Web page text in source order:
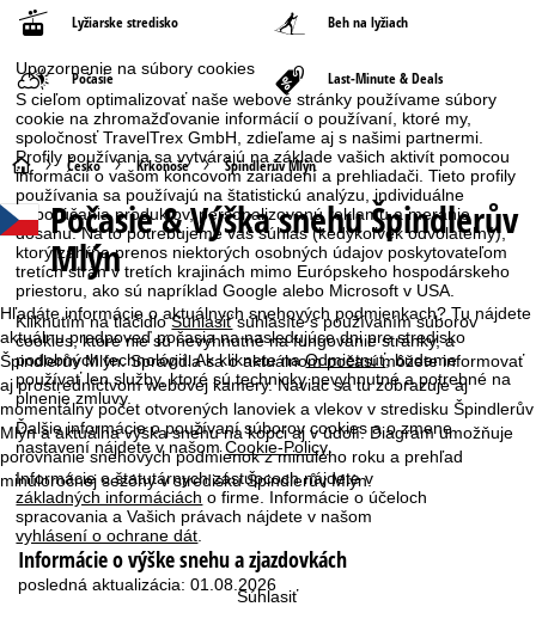
Upozornenie na súbory cookies
S cieľom optimalizovať naše webové stránky používame súbory
cookie na zhromažďovanie informácií o používaní, ktoré my,
spoločnosť TravelTrex GmbH, zdieľame aj s našimi partnermi.
Profily používania sa vytvárajú na základe vašich aktivít pomocou
informácií o vašom koncovom zariadení a prehliadači. Tieto profily
používania sa používajú na štatistickú analýzu, individuálne
odporúčania produktov, personalizovanú reklamu a meranie
dosahu. Na to potrebujeme váš súhlas (kedykoľvek odvolateľný),
ktorý zahŕňa prenos niektorých osobných údajov poskytovateľom
tretích strán v tretích krajinách mimo Európskeho hospodárskeho
priestoru, ako sú napríklad Google alebo Microsoft v USA.
Kliknutím na tlačidloSúhlasiťsúhlasíte s používaním súborov
cookies, ktoré nie sú nevyhnutné na fungovanie stránky, a
podobných technológií. Ak kliknete naOdmietnuť, budeme
používať len služby, ktoré sú technicky nevyhnutné a potrebné na
plnenie zmluvy.
Ďalšie informácie o používaní súborov cookies a o zmene
nastavení nájdete v našomCookie-Policy.
Informácie o štatutárnych zástupcoch nájdete v
základných informáciách o firme. Informácie o účeloch
spracovania a Vašich právach nájdete v našom
vyhlásení o ochrane dát
Súhlasiť
Lyžiarske stredisko Beh na lyžiach
Počasie Last-Minute & Deals
H
l
a
v
n
á
s
t
r
Česko Krkonoše Špindlerův Mlýn
Počasie & Výška snehu Špindlerův
Mlýn
Hľadáte informácie o aktuálnych snehových podmienkach? Tu nájdete
aktuálnu predpoveď počasia na nasledujúce dni pre stredisko
Špindlerův Mlýn. Spravidla sa o aktuálnom počasí môžete informovať
aj prostredníctvom webovej kamery. Naviac sa tu zobrazuje aj
momentálny počet otvorených lanoviek a vlekov v stredisku Špindlerův
Mlýn a aktuálna výška snehu na kopci aj v údolí. Diagram umožňuje
porovnanie snehových podmienok z minulého roku a prehľad
minuloročnej sezóny v stredisku Špindlerův Mlýn.
Informácie o výške snehu a zjazdovkách
posledná aktualizácia: 01.08.2026